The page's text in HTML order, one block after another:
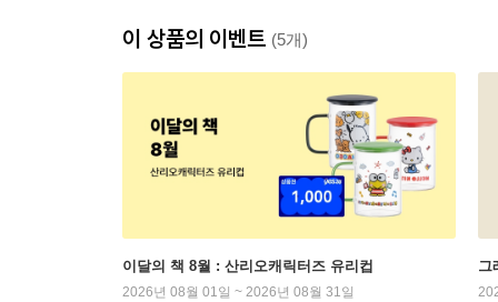
이 상품의 이벤트 (5개)
이달의 책 8월 : 산리오캐릭터즈 유리컵
2026년 08월 01일 ~ 2026년 08월 31일
그